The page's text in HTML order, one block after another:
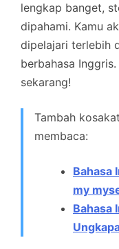
lengkap banget,
dipahami. Kamu
dipelajari terlebih
berbahasa
sekarang!
Tambah
membaca:
Bahasa
my
Bahasa